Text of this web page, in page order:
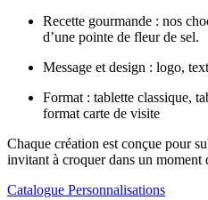
Recette gourmande : nos
d’une pointe de fleur de sel.
Message et design : logo,
Format : tablette classique,
format carte de visite
Chaque création est conçue pour
invitant à croquer dans un moment
Catalogue Personnalisations